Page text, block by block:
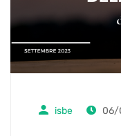
isbe 06/